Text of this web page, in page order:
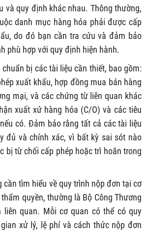
và quy định khác nhau. Thông thường,
danh mục hàng hóa phải được cấp
do đó bạn cần tra cứu và đảm bảo
phù hợp với quy định hiện hành.
chuẩn bị các tài liệu cần thiết, bao gồm:
xuất khẩu, hợp đồng mua bán hàng
mại, và các chứng từ liên quan khác
xuất xứ hàng hóa (C/O) và các tiêu
có. Đảm bảo rằng tất cả các tài liệu
đủ và chính xác, vì bất kỳ sai sót nào
bị từ chối cấp phép hoặc trì hoãn trong
cần tìm hiểu về quy trình nộp đơn tại cơ
quyền, thường là Bộ Công Thương
liên quan. Mỗi cơ quan có thể có quy
xử lý, lệ phí và cách thức nộp đơn